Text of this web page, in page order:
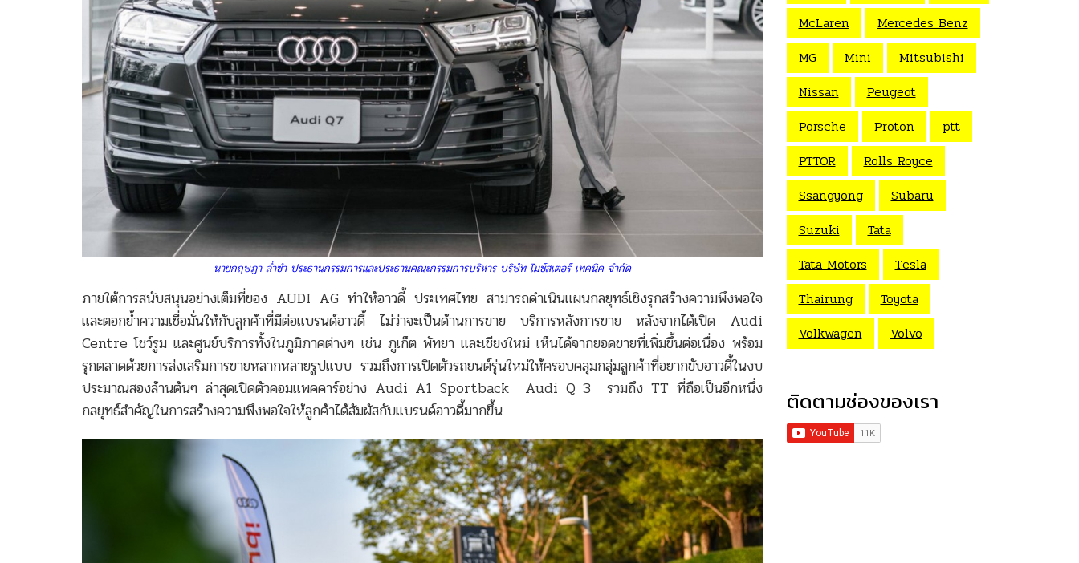
นายกฤษฎา ล่ำซำ ประธานกรรมการและประธานคณะกรรมการบริหาร บริษัท ไมซ์สเตอร์ เทคนิค จำกัด
ภายใต้การสนับสนุนอย่างเต็มที่ของ AUDI AG ทำให้อาวดี้ ประเทศไทย สามารถดำเนินแผนกลยุทธ์เชิงรุกสร้างความพึงพอใจ
และตอกย้ำความเชื่อมั่นให้กับลูกค้าที่มีต่อแบรนด์อาวดี้ ไม่ว่าจะเป็นด้านการขาย บริการหลังการขาย หลังจากได้เปิด Audi
Centre โชว์รูม และศูนย์บริการทั้งในภูมิภาคต่างๆ เช่น ภูเก็ต พัทยา และเชียงใหม่ เห็นได้จากยอดขายที่เพิ่มขึ้นต่อเนื่อง พร้อม
รุกตลาดด้วยการส่งเสริมการขายหลากหลายรูปแบบ รวมถึงการเปิดตัวรถยนต์รุ่นใหม่ให้ครอบคลุมกลุ่มลูกค้าที่อยากขับอาวดี้ในงบ
ประมาณสองล้านต้นๆ ล่าสุดเปิดตัวคอมแพคคาร์อย่าง Audi A1 Sportback Audi Q 3 รวมถึง TT ที่ถือเป็นอีกหนึ่ง
กลยุทธ์สำคัญในการสร้างความพึงพอใจให้ลูกค้าได้สัมผัสกับแบรนด์อาวดี้มากขึ้น
McLaren
Mercedes Benz
MG
Mini
Mitsubishi
Nissan
Peugeot
Porsche
Proton
ptt
PTTOR
Rolls Royce
Ssangyong
Subaru
Suzuki
Tata
Tata Motors
Tesla
Thairung
Toyota
Volkwagen
Volvo
ติดตามช่องของเรา